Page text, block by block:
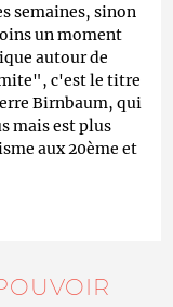
semaines, sinon
un moment
autour de
c'est le titre
Birnbaum, qui
mais est plus
aux 20ème et